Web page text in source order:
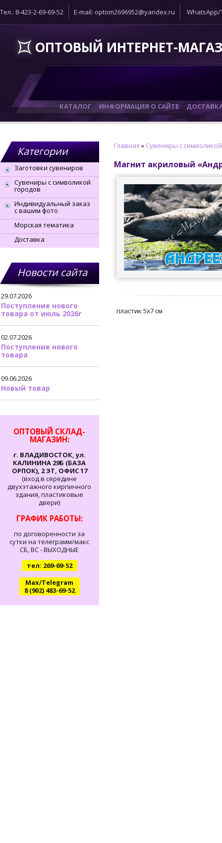
Тел.: 8-423-2-69-69-52 E-mail: optom2696952@yandex.ru WhatsApp/
ОПТОВЫЙ ИНТЕРНЕТ-
КАТАЛОГ ИНФОРМАЦИЯ О САЙТЕ
Категории
Заготовки сувениров
Сувениры с символикой
городов
Индивидуальный заказ
с вашим фото
Морская тематика
Доставка
Новости сайта
29.07.2026
Поступление нового
товара от июль 2026г
02.07.2026
Поступление нового
товара
09.06.2026
Новый товар
ОПТОВЫЙ СКЛАД-
МАГАЗИН:
г. ВЛАДИВОСТОК, ул.
КАЛИНИНА 29Б (БАЗА
ОРПОК), 2 ЭТ, ОФИС 17
(вход в середине
двухэтажного кирпичного
здания, пластиковые
двери)
ГРАФИК РАБОТЫ:
по договоренности за
сутки на телеграмм/макс
СБ, ВС - ВЫХОДНЫЕ
тел: 269-69-52
Max/Telegram
8 (902) 483-69-52
Главная » Сувениры с
Магнит акриловый
пластик 5х7 см